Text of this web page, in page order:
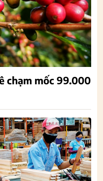
chạm mốc 99.000